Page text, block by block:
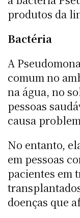
produtos da
Bactéria
A
comum no
na água, no
pessoas
causa
No entanto,
em pessoas
pacientes em
doenças que